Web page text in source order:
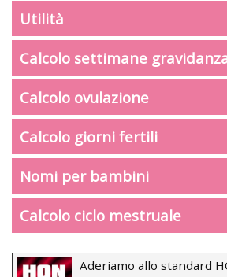
Utilità
Calcolo settimane
Calcolo ovulazione
Calcolo giorni fertili
Nomi per bambini
Calcolo ciclo mestruale
Aderiamo allo standard